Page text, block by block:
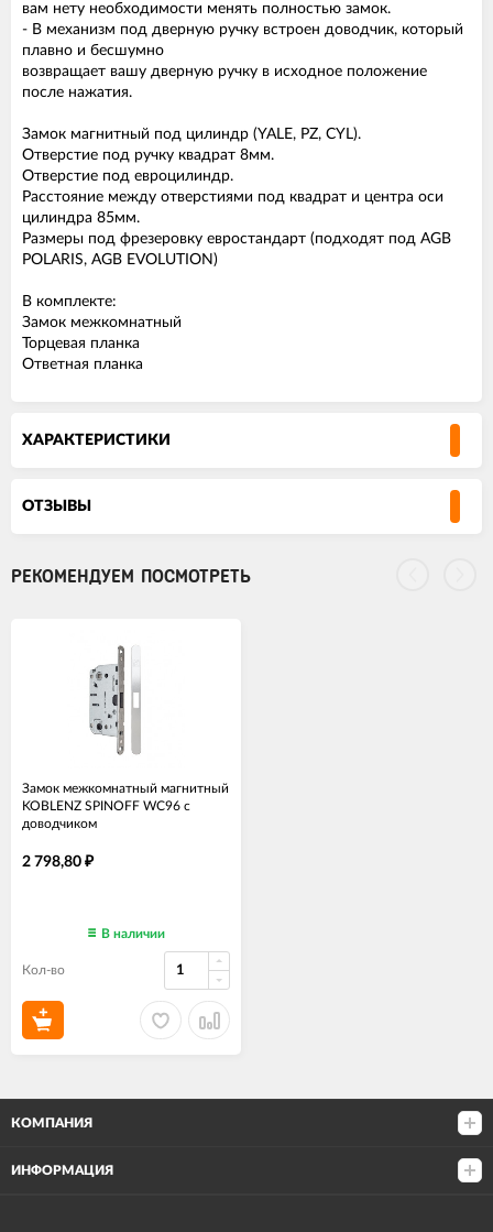
вам нету необходимости менять полностью замок.
- В механизм под дверную ручку встроен доводчик, который
плавно и бесшумно
возвращает вашу дверную ручку в исходное положение
после нажатия.
Замок магнитный под цилиндр (YALE, PZ, CYL).
Отверстие под ручку квадрат 8мм.
Отверстие под евроцилиндр.
Расстояние между отверстиями под квадрат и центра оси
цилиндра 85мм.
Размеры под фрезеровку евростандарт (подходят под AGB
POLARIS, AGB EVOLUTION)
В комплекте:
Замок межкомнатный
Торцевая планка
Ответная планка
ХАРАКТЕРИСТИКИ
ОТЗЫВЫ
РЕКОМЕНДУЕМ ПОСМОТРЕТЬ
Замок межкомнатный магнитный
KOBLENZ SPINOFF WC96 с
доводчиком
2 798,80 ₽
В наличии
Кол-во
КОМПАНИЯ
ИНФОРМАЦИЯ